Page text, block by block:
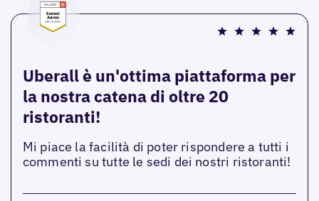
Uberall è un'ottima piattaforma per
la nostra catena di oltre 20
ristoranti!
Mi piace la facilità di poter rispondere a tutti i
commenti su tutte le sedi dei nostri ristoranti!